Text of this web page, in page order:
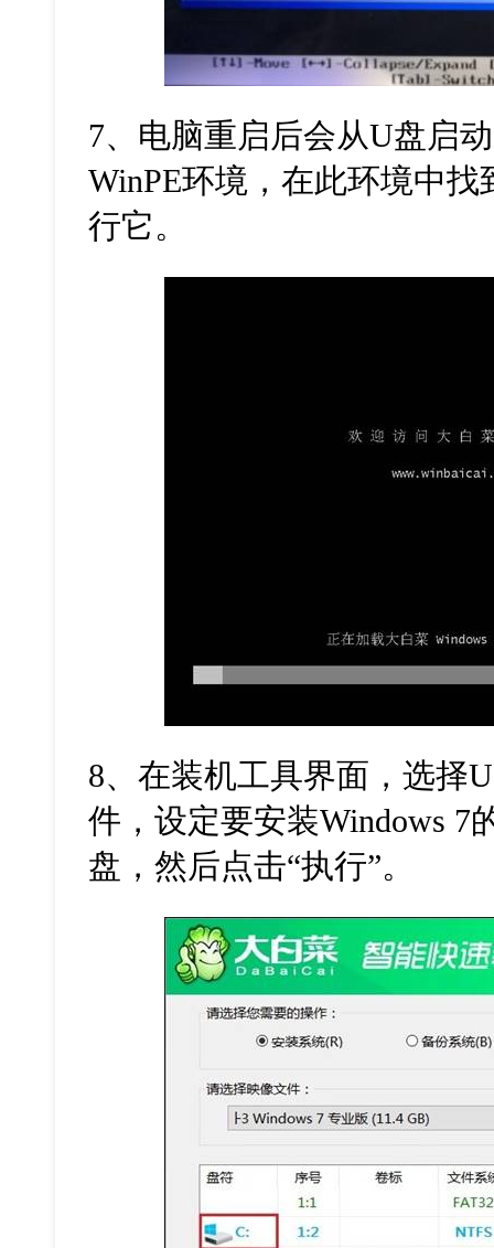
7、电脑重启后会从U盘启
WinPE环境，在此环境中找
行它。
8、在装机工具界面，选择U
件，设定要安装Windows 7
盘，然后点击“执行”。